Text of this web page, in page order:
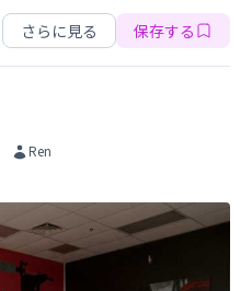
さらに見る 保存する
Ren